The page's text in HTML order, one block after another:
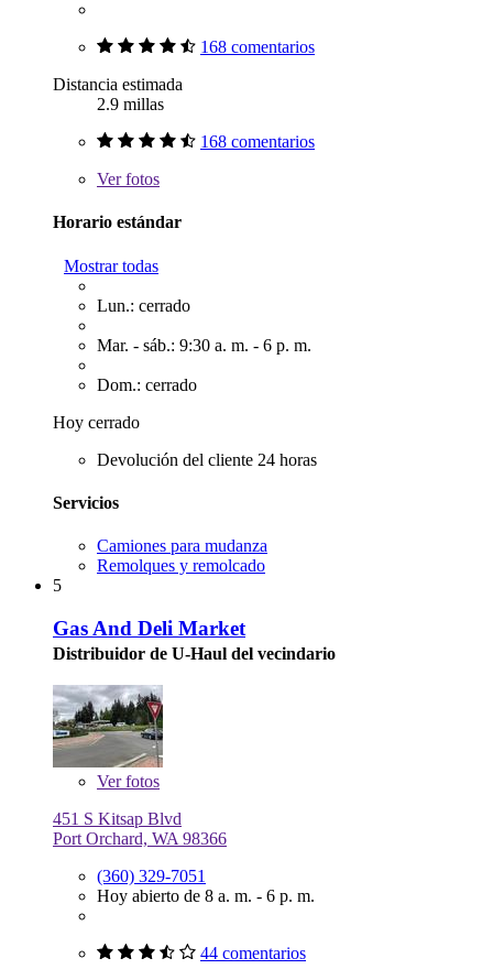
168 comentarios
Distancia estimada
2.9 millas
168 comentarios
Verfotos
Horario estándar
Mostrar todas
Lun.: cerrado
Mar. - sáb.: 9:30 a. m. - 6 p. m.
Dom.: cerrado
Hoy cerrado
Devolución del cliente 24 horas
Servicios
Camiones para mudanza
Remolques y remolcado
5
Gas And Deli Market
Distribuidor de U-Haul del vecindario
Verfotos
451 S Kitsap Blvd
Port Orchard, WA 98366
(360) 329-7051
Hoy abierto de 8 a. m. - 6 p. m.
44 comentarios